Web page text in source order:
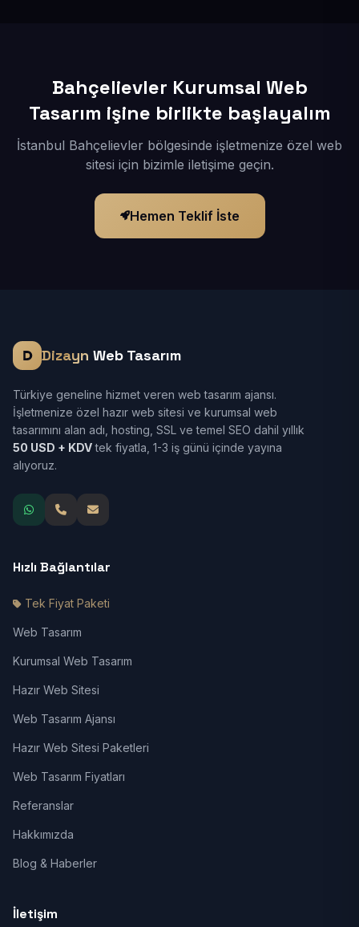
Bahçelievler Kurumsal Web
Tasarım işine birlikte başlayalım
İstanbul Bahçelievler bölgesinde işletmenize özel web
sitesi için bizimle iletişime geçin.
Hemen Teklif İste
Dizayn Web Tasarım
Türkiye geneline hizmet veren web tasarım ajansı.
İşletmenize özel hazır web sitesi ve kurumsal web
tasarımını alan adı, hosting, SSL ve temel SEO dahil yıllık
50 USD + KDVtek fiyatla, 1-3 iş günü içinde yayına
alıyoruz.
Hızlı Bağlantılar
Tek Fiyat Paketi
Web Tasarım
Kurumsal Web Tasarım
Hazır Web Sitesi
Web Tasarım Ajansı
Hazır Web Sitesi Paketleri
Web Tasarım Fiyatları
Referanslar
Hakkımızda
Blog & Haberler
İletişim